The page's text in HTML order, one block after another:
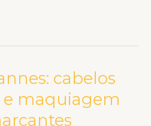
cabelos
maquiagem